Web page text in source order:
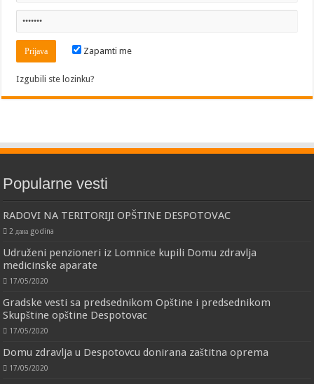
Zapamti me
Izgubili ste lozinku?
Popularne vesti
RADOVI NA TERITORIJI OPŠTINE DESPOTOVAC
2 дана godina
Udruženi penzioneri iz Lomnice kupili Domu zdravlja
medicinske aparate
17/05/2020
Gradske vesti sa predsednikom Opštine i predsednikom
Skupštine opštine Despotovac
17/05/2020
Domu zdravlja u Despotovcu donirana zaštitna oprema
17/05/2020